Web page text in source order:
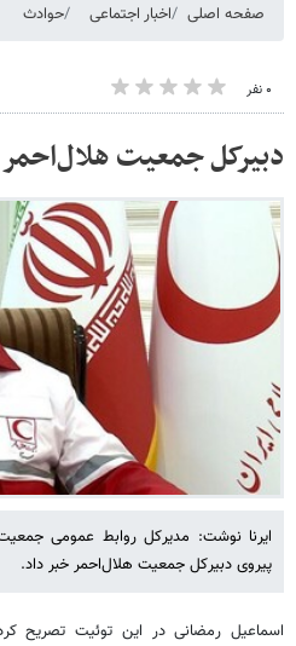
صفحه اصلی اخبار اجتماعی حوادث
۰ نفر
دبیرکل جمعیت هلال‌احمر
ایرنا نوشت: مدیرکل روابط عمومی
پیروی دبیرکل جمعیت هلال‌احمر خبر داد.
اسماعیل رمضانی در این توئیت تصریح